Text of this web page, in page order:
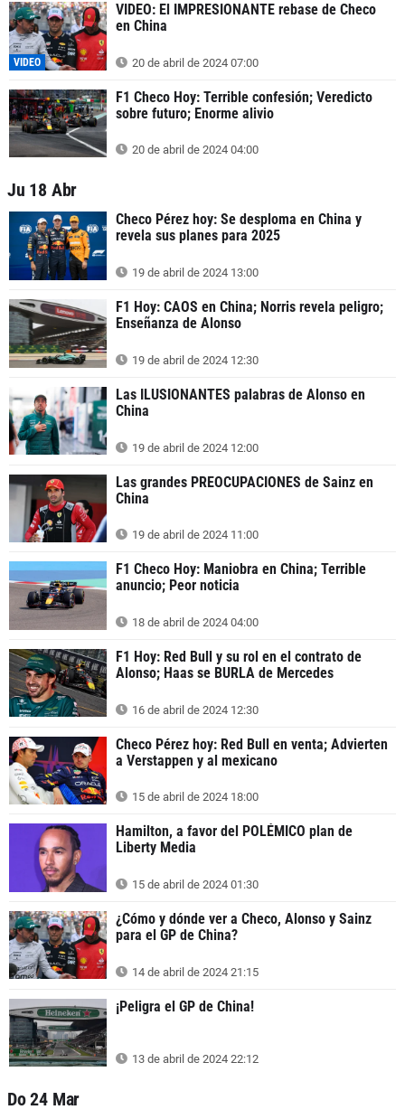
VIDEO
VIDEO: El IMPRESIONANTE rebase de Checo
en China
20 de abril de 2024 07:00
F1 Checo Hoy: Terrible confesión; Veredicto
sobre futuro; Enorme alivio
20 de abril de 2024 04:00
Ju 18 Abr
Checo Pérez hoy: Se desploma en China y
revela sus planes para 2025
19 de abril de 2024 13:00
F1 Hoy: CAOS en China; Norris revela peligro;
Enseñanza de Alonso
19 de abril de 2024 12:30
Las ILUSIONANTES palabras de Alonso en
China
19 de abril de 2024 12:00
Las grandes PREOCUPACIONES de Sainz en
China
19 de abril de 2024 11:00
F1 Checo Hoy: Maniobra en China; Terrible
anuncio; Peor noticia
18 de abril de 2024 04:00
F1 Hoy: Red Bull y su rol en el contrato de
Alonso; Haas se BURLA de Mercedes
16 de abril de 2024 12:30
Checo Pérez hoy: Red Bull en venta; Advierten
a Verstappen y al mexicano
15 de abril de 2024 18:00
Hamilton, a favor del POLÉMICO plan de
Liberty Media
15 de abril de 2024 01:30
¿Cómo y dónde ver a Checo, Alonso y Sainz
para el GP de China?
14 de abril de 2024 21:15
¡Peligra el GP de China!
13 de abril de 2024 22:12
Do 24 Mar